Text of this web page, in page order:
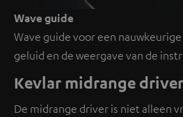
Wave guide
Wave guide voor een
geluid en de weergave van de
Kevlar midrange
De midrange driver is niet alleen